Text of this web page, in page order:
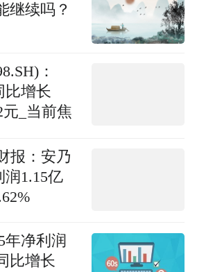
继续吗？
：
比增长
元_当前焦
报：安乃
1.15亿
年净利润
比增长